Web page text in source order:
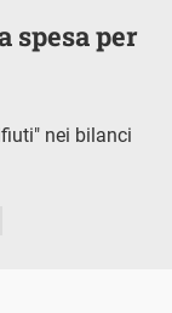
spesa per
nei bilanci